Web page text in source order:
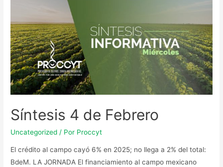
Síntesis 4 de Febrero
Uncategorized / Por Proccyt
El crédito al campo cayó 6% en 2025; no llega a 2% del total:
BdeM. LA JORNADA El financiamiento al campo mexicano